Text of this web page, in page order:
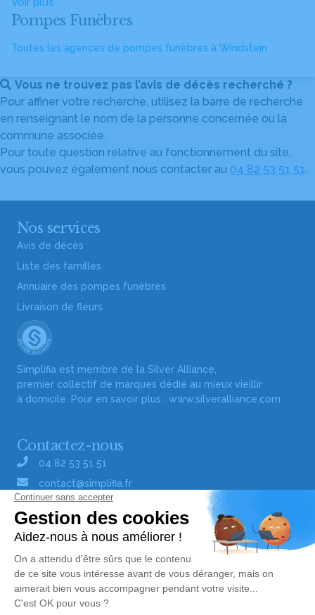
Pompes Funèbres
Toutes les agences de pompes funèbres à Windstein
Vous ne trouvez pas l’avis de décès recherché ?
Pour affiner votre recherche, utilisez la barre de recherche
en renseignant le nom de la personne concernée ou la
commune associée.
Pour toute question relative au fonctionnement du site,
vous pouvez également nous contacter au 04 82 53 51 51.
Nos services
Avis de décès
Liste des familles
Annuaire des pompes funèbres
Livraison de fleurs
Simplifia est membre de la Silver Alliance,
premier collectif de marques dédié au mieux vieillir
à domicile. Pour en savoir plus : www.silveralliance.com
Contactez-nous
04 82 53 51 51
contact@simplifia.fr
Réseaux sociaux
Liens utiles
Publier un avis de décès